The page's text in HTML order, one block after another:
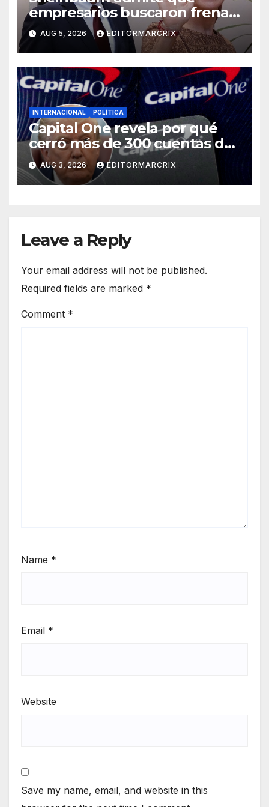
empresarios buscaron frenar
llegada de Batres a la Corte
AUG 5, 2026 EDITORMARCRIX
INTERNACIONAL POLÍTICA
Capital One revela por qué
cerró más de 300 cuentas de
Trump
AUG 3, 2026 EDITORMARCRIX
Leave a Reply
Your email address will not be published.
Required fields are marked *
Comment *
Name *
Email *
Website
Save my name, email, and website in this